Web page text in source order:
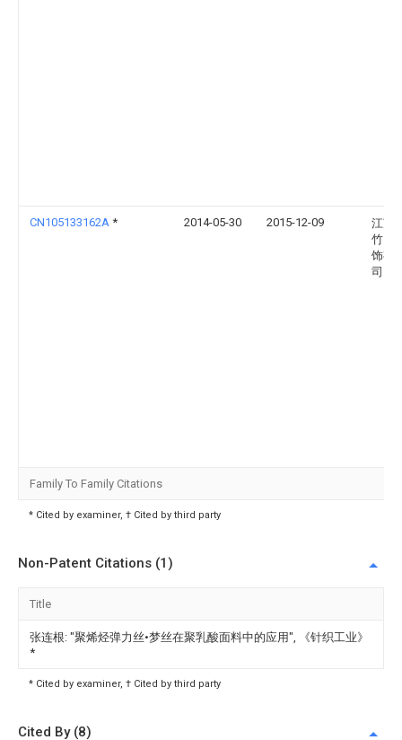
CN105133162A * 2014-05-30 2015-12-09
江苏
竹国
饰有
司
Family To Family Citations
* Cited by examiner, † Cited by third party
Non-Patent Citations (1)
Title
张连根: "聚烯烃弹力丝•梦丝在聚乳酸面料中的应用", 《针织工业》
*
* Cited by examiner, † Cited by third party
Cited By (8)